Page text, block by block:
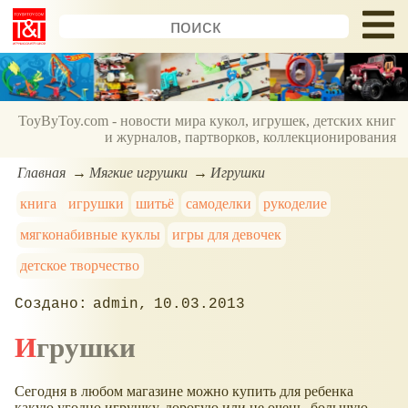
ToyByToy.com - новости мира кукол, игрушек, детских книг
и журналов, партворков, коллекционирования
Главная Мягкие игрушки
Игрушки
книга
игрушки шитьё самоделки
рукоделие
мягконабивные куклы
игры для девочек
детское творчество
admin 10.03.2013
Игрушки
Сегодня в любом магазине можно купить для ребенка